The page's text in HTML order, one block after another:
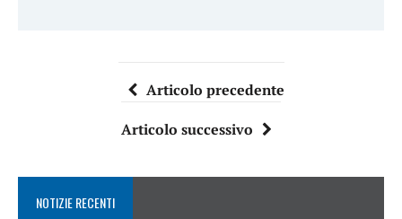
Articolo precedente
Articolo successivo
NOTIZIE RECENTI